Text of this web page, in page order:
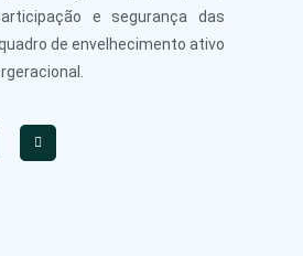
e segurança das
de envelhecimento ativo